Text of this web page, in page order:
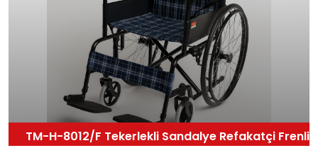
TM-H-8012/F Tekerlekli Sandalye Refakatçi Frenli